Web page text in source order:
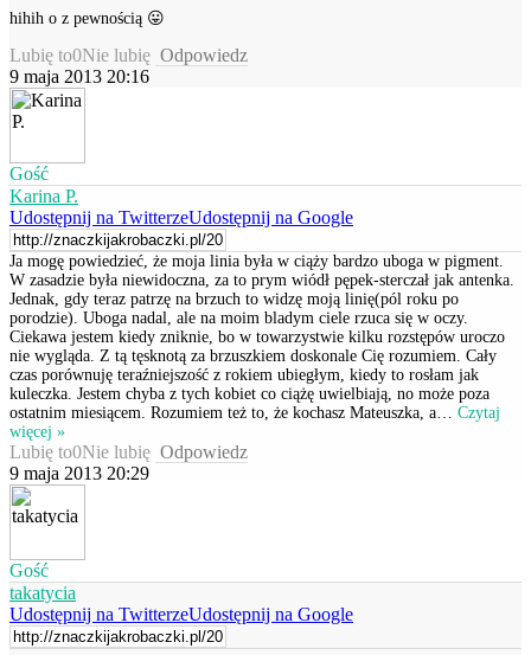
hihih o z pewnością 😛
Lubię to0Nie lubię Odpowiedz
9 maja 2013 20:16
Gość
Karina P.
Udostępnij na TwitterzeUdostępnij na Google
Ja mogę powiedzieć, że moja linia była w ciąży bardzo uboga w pigment.
W zasadzie była niewidoczna, za to prym wiódł pępek-sterczał jak antenka.
Jednak, gdy teraz patrzę na brzuch to widzę moją linię(pól roku po
porodzie). Uboga nadal, ale na moim bladym ciele rzuca się w oczy.
Ciekawa jestem kiedy zniknie, bo w towarzystwie kilku rozstępów uroczo
nie wygląda. Z tą tęsknotą za brzuszkiem doskonale Cię rozumiem. Cały
czas porównuję teraźniejszość z rokiem ubiegłym, kiedy to rosłam jak
kuleczka. Jestem chyba z tych kobiet co ciążę uwielbiają, no może poza
ostatnim miesiącem. Rozumiem też to, że kochasz Mateuszka, a… Czytaj
więcej »
Lubię to0Nie lubię Odpowiedz
9 maja 2013 20:29
Gość
takatycia
Udostępnij na TwitterzeUdostępnij na Google